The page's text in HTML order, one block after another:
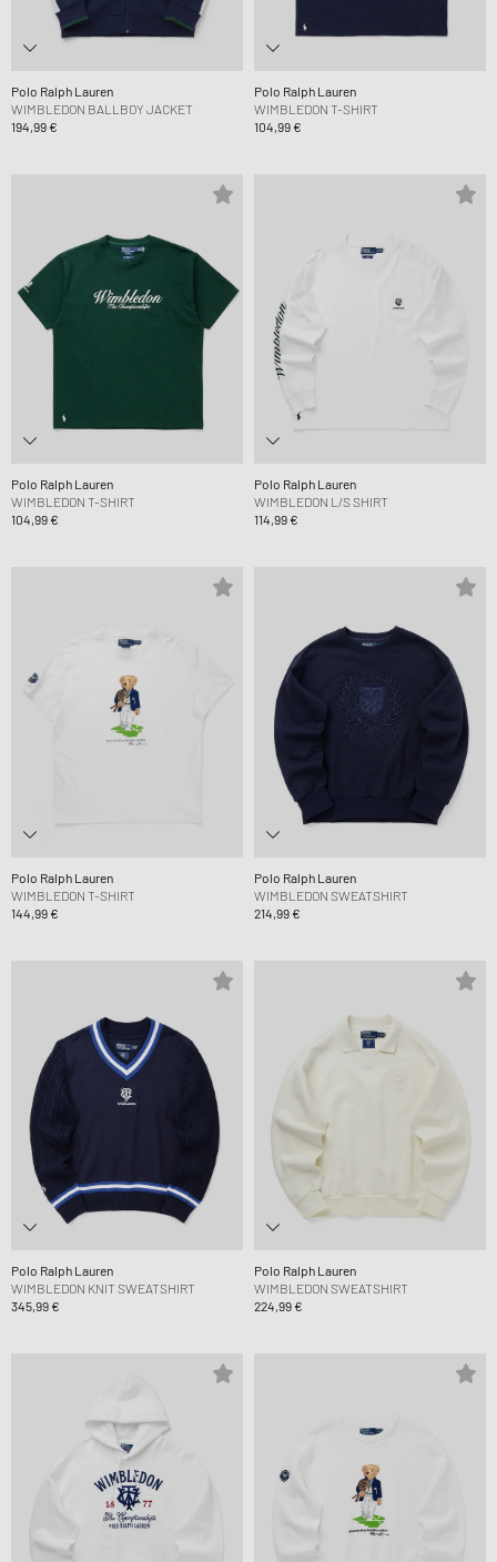
Polo Ralph Lauren
WIMBLEDON BALLBOY JACKET
194,99 €
Polo Ralph Lauren
WIMBLEDON T-SHIRT
104,99 €
Polo Ralph Lauren
WIMBLEDON T-SHIRT
104,99 €
Polo Ralph Lauren
WIMBLEDON L/S SHIRT
114,99 €
Polo Ralph Lauren
WIMBLEDON T-SHIRT
144,99 €
Polo Ralph Lauren
WIMBLEDON SWEATSHIRT
214,99 €
Polo Ralph Lauren
WIMBLEDON KNIT SWEATSHIRT
345,99 €
Polo Ralph Lauren
WIMBLEDON SWEATSHIRT
224,99 €